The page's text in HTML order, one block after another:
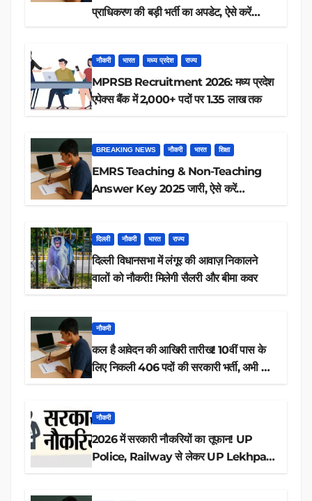
प्राधिकरण की बड़ी भर्ती का अपडेट, ऐसे करें
नौकरी भारत मध्य प्रदेश राज्य
MPRSB Recruitment 2026: मध्य प्रदेश
एपेक्स बैंक में 2,000+ पदों पर 1.35 लाख तक
BREAKING NEWS नौकरी भारत शिक्षा
EMRS Teaching & Non-Teaching
Answer Key 2025 जारी, ऐसे करें
दिल्ली नौकरी भारत राज्य
दिल्ली विधानसभा में लंगूर की आवाज़ निकालने
वालों को नौकरी! मिलेगी सैलरी और बीमा कवर
नौकरी
कल है आवेदन की आखिरी तारीख! 10वीं पास के
लिए निकली 406 पदों की सरकारी भर्ती, अभी करें
नौकरी
2026 में सरकारी नौकरियों का तूफान! UP
Police, Railway से लेकर UP Lekhpal